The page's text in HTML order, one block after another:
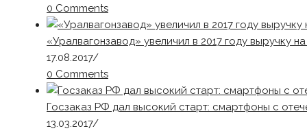
0 Comments
«Уралвагонзавод» увеличил в 2017 году выручку
17.08.2017/
0 Comments
Госзаказ РФ дал высокий старт: смартфоны с
13.03.2017/